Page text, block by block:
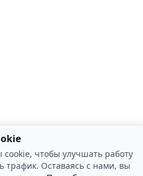
чтобы улучшать работу
трафик. Оставаясь с нами, вы